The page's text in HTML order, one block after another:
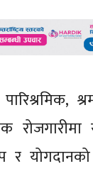
रोजगारीमा
र